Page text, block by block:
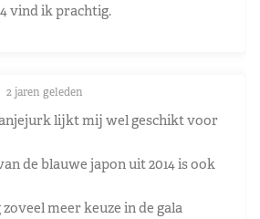
vind ik prachtig.
2 jaren geleden
lijkt mij wel geschikt voor
de blauwe japon uit 2014 is ook
meer keuze in de gala